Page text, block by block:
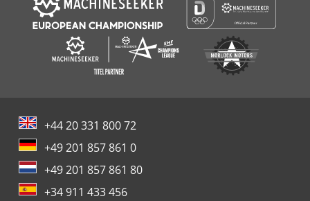
+44 20 331 800 72
+49 201 857 861 0
+49 201 857 861 80
+34 911 433 456